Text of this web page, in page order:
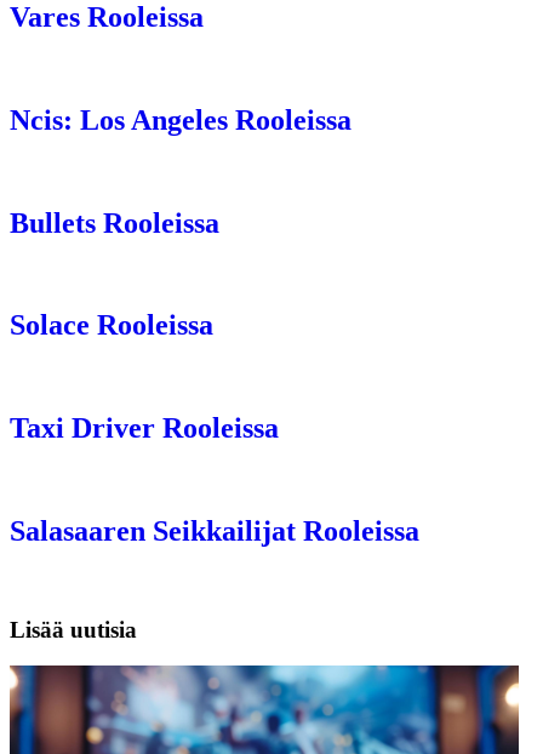
Vares Rooleissa
Ncis: Los Angeles Rooleissa
Bullets Rooleissa
Solace Rooleissa
Taxi Driver Rooleissa
Salasaaren Seikkailijat Rooleissa
Lisää uutisia